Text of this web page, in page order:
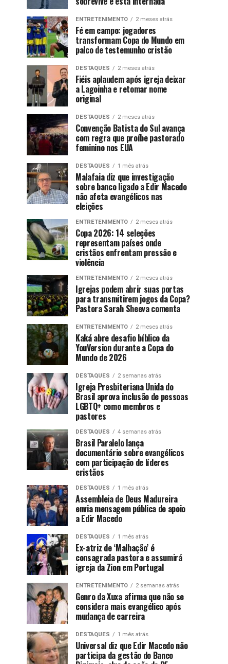
ENTRETENIMENTO 2 meses atrás
Fé em campo: jogadores
transformam Copa do Mundo em
palco de testemunho cristão
DESTAQUES 2 meses atrás
Fiéis aplaudem após igreja deixar
a Lagoinha e retomar nome
original
DESTAQUES 2 meses atrás
Convenção Batista do Sul avança
com regra que proíbe pastorado
feminino nos EUA
DESTAQUES 1 mês atrás
Malafaia diz que investigação
sobre banco ligado a Edir Macedo
não afeta evangélicos nas
eleições
ENTRETENIMENTO 2 meses atrás
Copa 2026: 14 seleções
representam países onde
cristãos enfrentam pressão e
violência
ENTRETENIMENTO 2 meses atrás
Igrejas podem abrir suas portas
para transmitirem jogos da Copa?
Pastora Sarah Sheeva comenta
ENTRETENIMENTO 2 meses atrás
Kaká abre desafio bíblico da
YouVersion durante a Copa do
Mundo de 2026
DESTAQUES 2 semanas atrás
Igreja Presbiteriana Unida do
Brasil aprova inclusão de pessoas
LGBTQ+ como membros e
pastores
DESTAQUES 4 semanas atrás
Brasil Paralelo lança
documentário sobre evangélicos
com participação de líderes
cristãos
DESTAQUES 1 mês atrás
Assembleia de Deus Madureira
envia mensagem pública de apoio
a Edir Macedo
DESTAQUES 1 mês atrás
Ex-atriz de ‘Malhação’ é
consagrada pastora e assumirá
igreja da Zion em Portugal
ENTRETENIMENTO 2 semanas atrás
Genro da Xuxa afirma que não se
considera mais evangélico após
mudança de carreira
DESTAQUES 1 mês atrás
Universal diz que Edir Macedo não
participa da gestão do Banco